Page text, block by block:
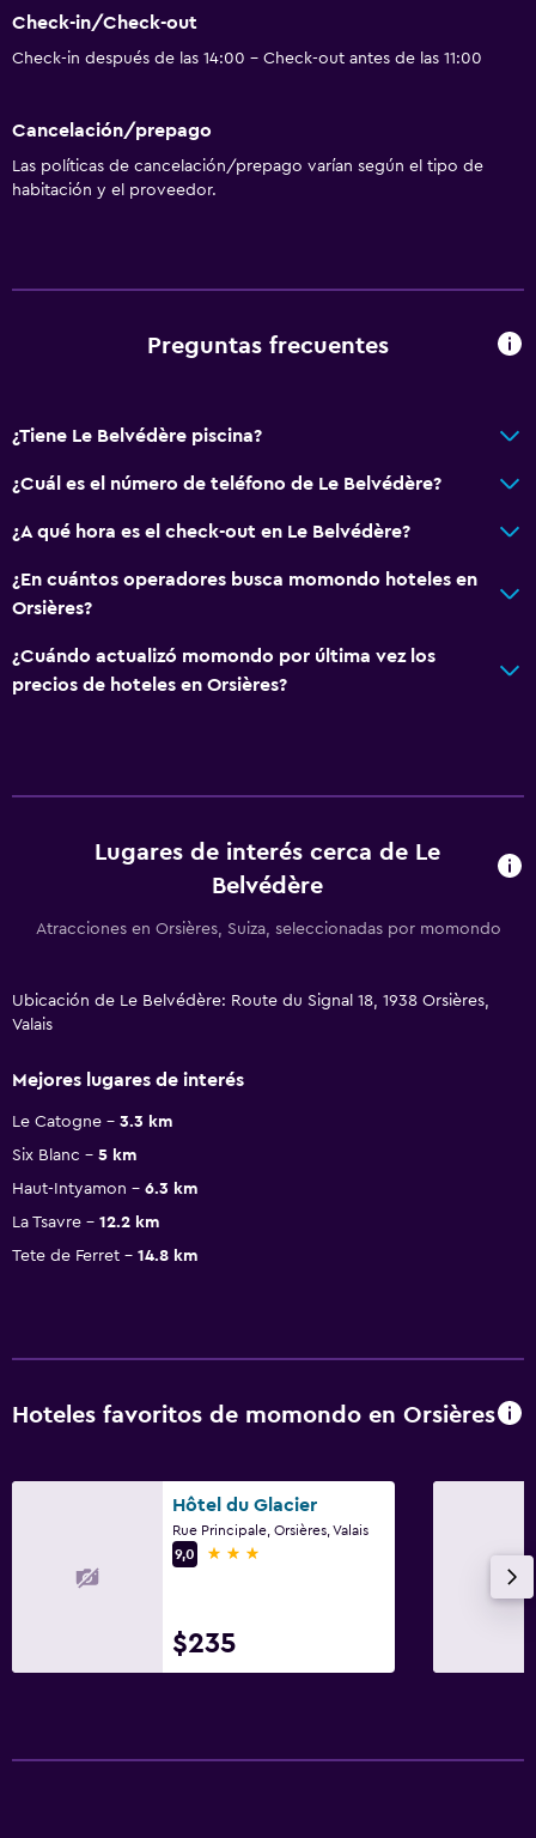
Check-in/Check-out
Check-in después de las 14:00 - Check-out antes de las 11:00
Cancelación/prepago
Las políticas de cancelación/prepago varían según el tipo de
habitación y el proveedor.
Preguntas frecuentes
¿Tiene Le Belvédère piscina?
¿Cuál es el número de teléfono de Le Belvédère?
¿A qué hora es el check-out en Le Belvédère?
¿En cuántos operadores busca momondo hoteles en
Orsières?
¿Cuándo actualizó momondo por última vez los
precios de hoteles en Orsières?
Lugares de interés cerca de Le
Belvédère
Atracciones en Orsières, Suiza, seleccionadas por momondo
Ubicación de Le Belvédère: Route du Signal 18, 1938 Orsières,
Valais
Mejores lugares de interés
Le Catogne
3.3 km
Six Blanc
5 km
Haut-Intyamon
6.3 km
La Tsavre
12.2 km
Tete de Ferret
14.8 km
Hoteles favoritos de momondo en Orsières
Hôtel du Glacier
Rue Principale, Orsières, Valais
9,0
3 estrellas
$235